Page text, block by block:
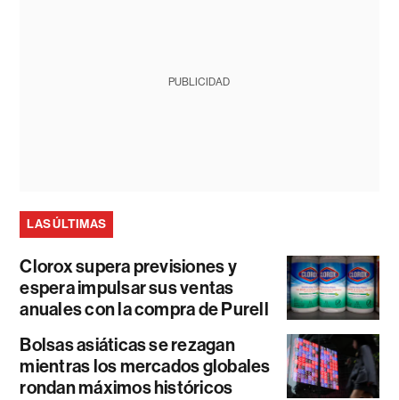
PUBLICIDAD
LAS ÚLTIMAS
Clorox supera previsiones y
espera impulsar sus ventas
anuales con la compra de Purell
Bolsas asiáticas se rezagan
mientras los mercados globales
rondan máximos históricos